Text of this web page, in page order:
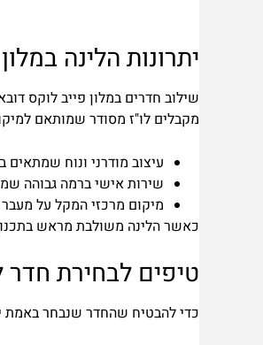
יתרונות הלינה
שילוב חדרים במלון פייב לוקס
מקבלים לו"ז מסודר שמותאם
עיצוב מודרני ונוח שמתאים
שירות אישי ברמה גבוהה
מיקום מרכזי המקל על מעבר
כאשר הלינה משולבת מראש
טיפים לבחירת חדר
כדי להבטיח שהחדר שנבחר באמת